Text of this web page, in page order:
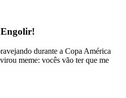
Engolir!
durante a Copa América
meme: vocês vão ter que me